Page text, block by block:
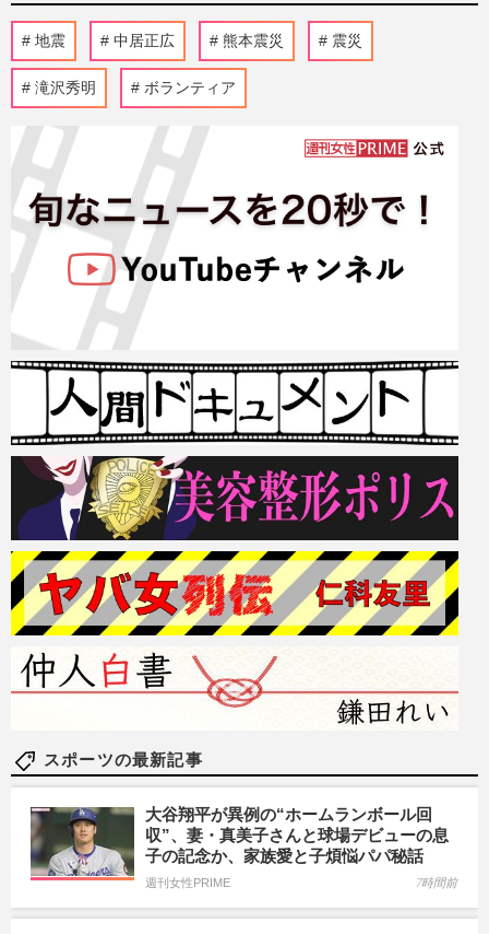
地震 中居正広 熊本震災 震災
滝沢秀明 ボランティア
スポーツの最新記事
大谷翔平が異例の“ホームランボール回
収”、妻・真美子さんと球場デビューの息
子の記念か、家族愛と子煩悩パパ秘話
週刊女性PRIME 7時間前